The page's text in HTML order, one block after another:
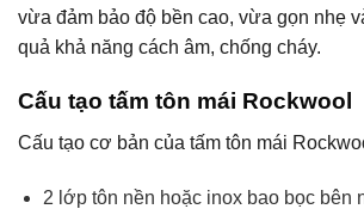
vừa đảm bảo độ bền cao, vừa gọn nhẹ
quả khả năng cách âm, chống cháy.
Cấu tạo tấm tôn mái Rockwool
Cấu tạo cơ bản của tấm tôn mái
2 lớp tôn nền hoặc inox bao bọc bên